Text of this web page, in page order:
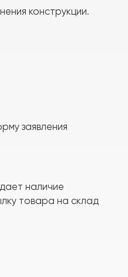
конструкции.
заявления
наличие
товара на склад